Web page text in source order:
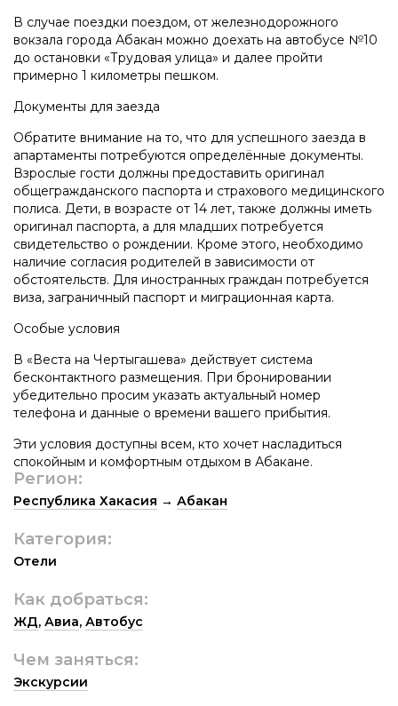
В случае поездки поездом, от железнодорожного
вокзала города Абакан можно доехать на автобусе №10
до остановки «Трудовая улица» и далее пройти
примерно 1 километры пешком.
Документы для заезда
Обратите внимание на то, что для успешного заезда в
апартаменты потребуются определённые документы.
Взрослые гости должны предоставить оригинал
общегражданского паспорта и страхового медицинского
полиса. Дети, в возрасте от 14 лет, также должны иметь
оригинал паспорта, а для младших потребуется
свидетельство о рождении. Кроме этого, необходимо
наличие согласия родителей в зависимости от
обстоятельств. Для иностранных граждан потребуется
виза, заграничный паспорт и миграционная карта.
Особые условия
В «Веста на Чертыгашева» действует система
бесконтактного размещения. При бронировании
убедительно просим указать актуальный номер
телефона и данные о времени вашего прибытия.
Эти условия доступны всем, кто хочет насладиться
спокойным и комфортным отдыхом в Абакане.
Регион:
Республика Хакасия → Абакан
Категория:
Отели
Как добраться:
ЖД, Авиа, Автобус
Чем заняться:
Экскурсии